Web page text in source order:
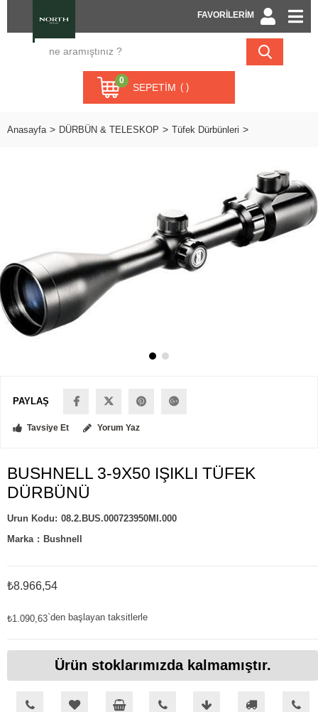
FAVORİLERİM
SEPETIM
0
Anasayfa DÜRBÜN & TELESKOP Tüfek Dürbünleri
PAYLAŞ
Tavsiye Et Yorum Yaz
BUSHNELL 3-9X50 IŞIKLI TÜFEK
DÜRBÜNÜ
08.2.BUS.000723950MI.000
Marka : Bushnell
₺8.966,54
₺1.090,63`den başlayan taksitlerle
Ürün stoklarımızda kalmamıştır.